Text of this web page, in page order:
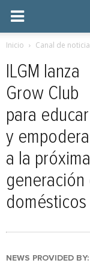
Inicio Canal de
ILGM lanza
Grow Club
para educar
y
a la próxima
domésticos
NEWS PROVIDED BY: